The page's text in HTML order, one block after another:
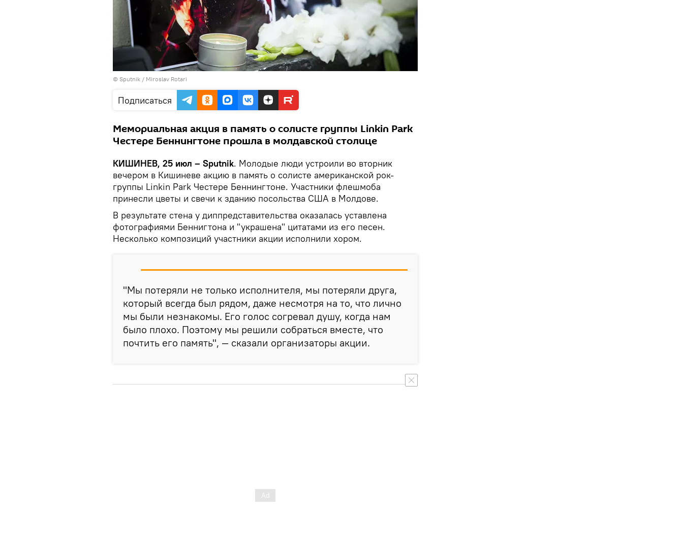
© Sputnik / Miroslav Rotari
Подписаться
Мемориальная акция в память о солисте группы Linkin Park
Честере Беннингтоне прошла в молдавской столице
КИШИНЕВ, 25 июл – Sputnik. Молодые люди устроили во вторник
вечером в Кишиневе акцию в память о солисте американской рок-
группы Linkin Park Честере Беннингтоне. Участники флешмоба
принесли цветы и свечи к зданию посольства США в Молдове.
В результате стена у диппредставительства оказалась уставлена
фотографиями Беннигтона и "украшена" цитатами из его песен.
Несколько композиций участники акции исполнили хором.
"Мы потеряли не только исполнителя, мы потеряли друга,
который всегда был рядом, даже несмотря на то, что лично
мы были незнакомы. Его голос согревал душу, когда нам
было плохо. Поэтому мы решили собраться вместе, что
почтить его память", — сказали организаторы акции.